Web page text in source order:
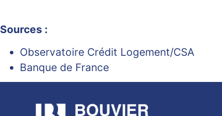
Sources :
Observatoire Crédit Logement/CSA
Banque de France